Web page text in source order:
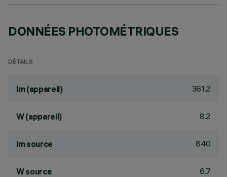
DONNÉES PHOTOMÉTRIQUES
DÉTAILS
lm (appareil) 361.2
W (appareil) 8.2
lm source 840
W source 6.7